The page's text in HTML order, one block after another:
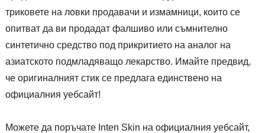
триковете на ловки продавачи и измамници, които се
опитват да ви продадат фалшиво или съмнително
синтетично средство под прикритието на аналог на
азиатското подмладяващо лекарство. Имайте предвид,
че оригиналният стик се предлага единствено на
официалния уебсайт!
Можете да поръчате Inten Skin на официалния уебсайт,